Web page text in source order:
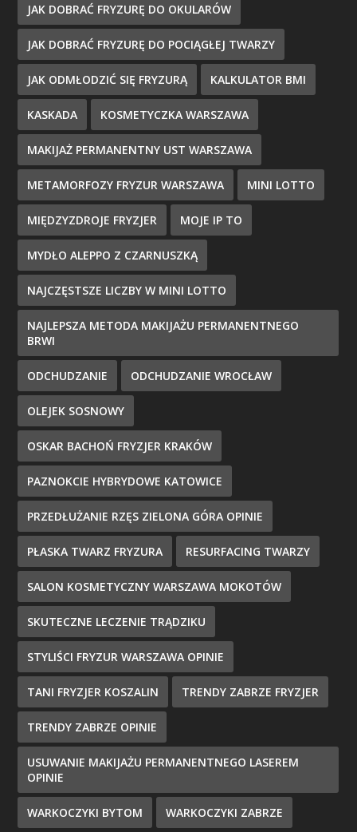
JAK DOBRAĆ FRYZURĘ DO OKULARÓW
JAK DOBRAĆ FRYZURĘ DO POCIĄGŁEJ TWARZY
JAK ODMŁODZIĆ SIĘ FRYZURĄ KALKULATOR BMI
KASKADA KOSMETYCZKA WARSZAWA
MAKIJAŻ PERMANENTNY UST WARSZAWA
METAMORFOZY FRYZUR WARSZAWA MINI LOTTO
MIĘDZYZDROJE FRYZJER MOJE IP TO
MYDŁO ALEPPO Z CZARNUSZKĄ
NAJCZĘSTSZE LICZBY W MINI LOTTO
NAJLEPSZA METODA MAKIJAŻU PERMANENTNEGO
BRWI
ODCHUDZANIE ODCHUDZANIE WROCŁAW
OLEJEK SOSNOWY
OSKAR BACHOŃ FRYZJER KRAKÓW
PAZNOKCIE HYBRYDOWE KATOWICE
PRZEDŁUŻANIE RZĘS ZIELONA GÓRA OPINIE
PŁASKA TWARZ FRYZURA RESURFACING TWARZY
SALON KOSMETYCZNY WARSZAWA MOKOTÓW
SKUTECZNE LECZENIE TRĄDZIKU
STYLIŚCI FRYZUR WARSZAWA OPINIE
TANI FRYZJER KOSZALIN TRENDY ZABRZE FRYZJER
TRENDY ZABRZE OPINIE
USUWANIE MAKIJAŻU PERMANENTNEGO LASEREM
OPINIE
WARKOCZYKI BYTOM WARKOCZYKI ZABRZE